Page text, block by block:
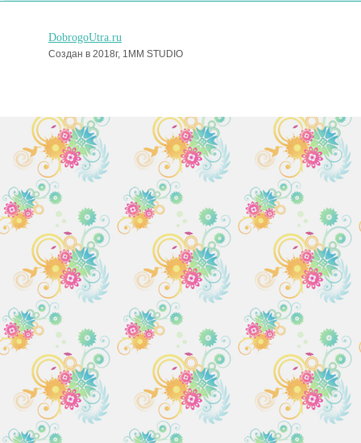
DobrogoUtra.ru
Создан в 2018г, 1MM STUDIO